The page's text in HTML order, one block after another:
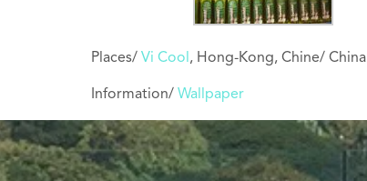
Places/ Vi Cool , Hong-Kong, Chine/ China
Information/ Wallpaper